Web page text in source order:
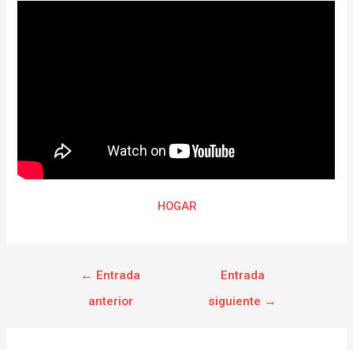
HOGAR
← Entrada
anterior
Entrada
siguiente →